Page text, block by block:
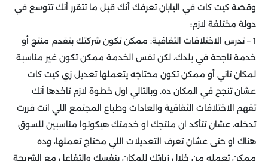
وقصة كيت كات في اليابان تعرفك أنك قبل ما تتقرر أنك تتوسع في
دولة مختلفة لازم:
1 – تدرس الاختلافات الثقافية: ممكن تكون شركتك بتقدم منتج أو
خدمة ناجحة في بلدك، لكن نفس الخدمة ممكن تكون غير مناسبة
لمكان تاني أو ممكن تكون محتاجه يتعملها تعديل زي كيت كات
عشان تنجح في المكان ده. وبالتالي اول خطوة لازم تاخدها أنك
تفهم الاختلافات الثقافية والعادات وطباع المجتمع اللي انت قررت
تدخله، عشان تتأكد ان منتجك او خدمتك هيكونوا مناسبين للسوق
هناك او حتى عشان تعرف التعديلات اللي محتاج تعملها، وده
ممكن تعمله من خلال زيارتك للمكان بنفسك والتفاعل مع الشريحة